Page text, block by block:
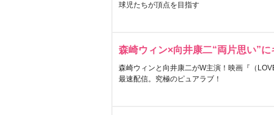
球児たちが頂点を目指す
森崎ウィン×向井康二“両片思い”
森崎ウィンと向井康二がW主演！映画『（
最速配信。究極のピュアラブ！